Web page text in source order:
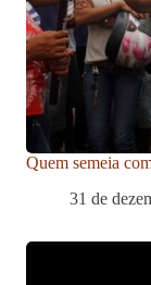
Quem semeia
31 de